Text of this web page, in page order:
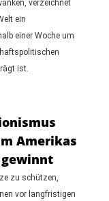
verzeichnet
ein
einer Woche um
ist.
Amerikas
zu schützen,
vor langfristigen